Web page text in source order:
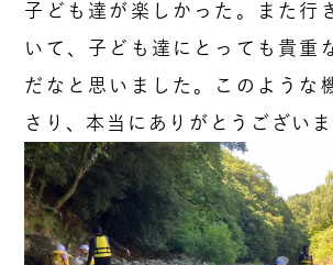
子ども達が楽しかった。また行
いて、子ども達にとっても貴重
だなと思いました。このような
さり、本当にありがとうございま